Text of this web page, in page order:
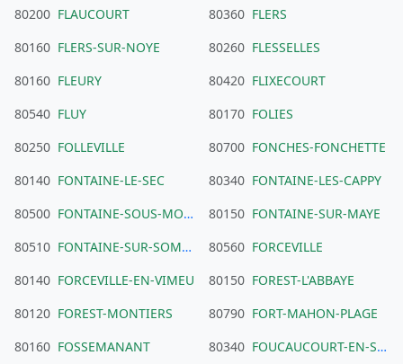
80200 FLAUCOURT 80360 FLERS
80160 FLERS-SUR-NOYE 80260 FLESSELLES
80160 FLEURY 80420 FLIXECOURT
80540 FLUY 80170 FOLIES
80250 FOLLEVILLE 80700 FONCHES-FONCHETTE
80140 FONTAINE-LE-SEC 80340 FONTAINE-LES-CAPPY
80500 FONTAINE-SOUS-MONTDIDIER 80150 FONTAINE-SUR-MAYE
80510 FONTAINE-SUR-SOMME 80560 FORCEVILLE
80140 FORCEVILLE-EN-VIMEU 80150 FOREST-L'ABBAYE
80120 FOREST-MONTIERS 80790 FORT-MAHON-PLAGE
80160 FOSSEMANANT 80340 FOUCAUCOURT-EN-SANTERRE